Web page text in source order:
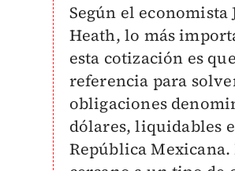
Según el economista
Heath, lo más
esta cotización es
referencia para
obligaciones
dólares, liquidables
República Mexicana.